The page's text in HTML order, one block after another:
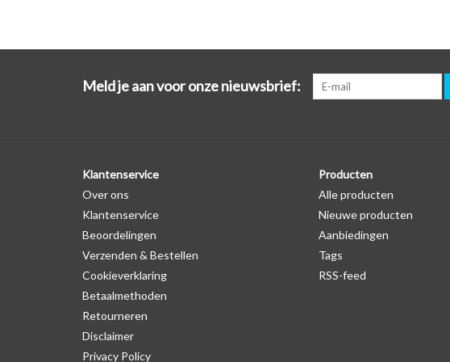
Meld je aan voor onze nieuwsbrief:
Klantenservice
Over ons
Klantenservice
Beoordelingen
Verzenden & Bestellen
Cookieverklaring
Betaalmethoden
Retourneren
Disclaimer
Privacy Policy
Producten
Alle producten
Nieuwe producten
Aanbiedingen
Tags
RSS-feed